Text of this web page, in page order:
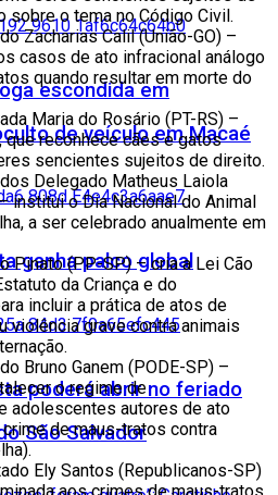
escondida em
de veículo em Macaé
ganha palco global
poderá abrir no feriado
São Salvador
sobre o tema no Código Civil.
Zacharias Calil (União-GO) –
casos de ato infracional análogo
quando resultar em morte do
Maria do Rosário (PT-RS) –
que reconhece cães e gatos
sencientes sujeitos de direito.
Delegado Matheus Laiola
institui o Dia Nacional do Animal
a ser celebrado anualmente em
Pinato (PP-SP) – cria a Lei Cão
da Criança e do
incluir a prática de atos de
violência grave contra animais
Bruno Ganem (PODE-SP) –
o regime de
adolescentes autores de ato
de maus-tratos contra
Ely Santos (Republicanos-SP)